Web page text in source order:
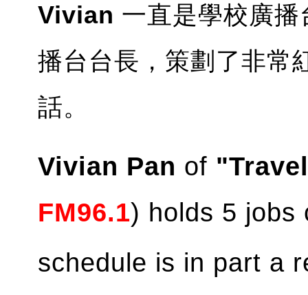
Vivian 一直是學校廣
播台台長，策劃了非常
話。
Vivian Pan of
FM96.1) holds 5 jobs
schedule is in part a